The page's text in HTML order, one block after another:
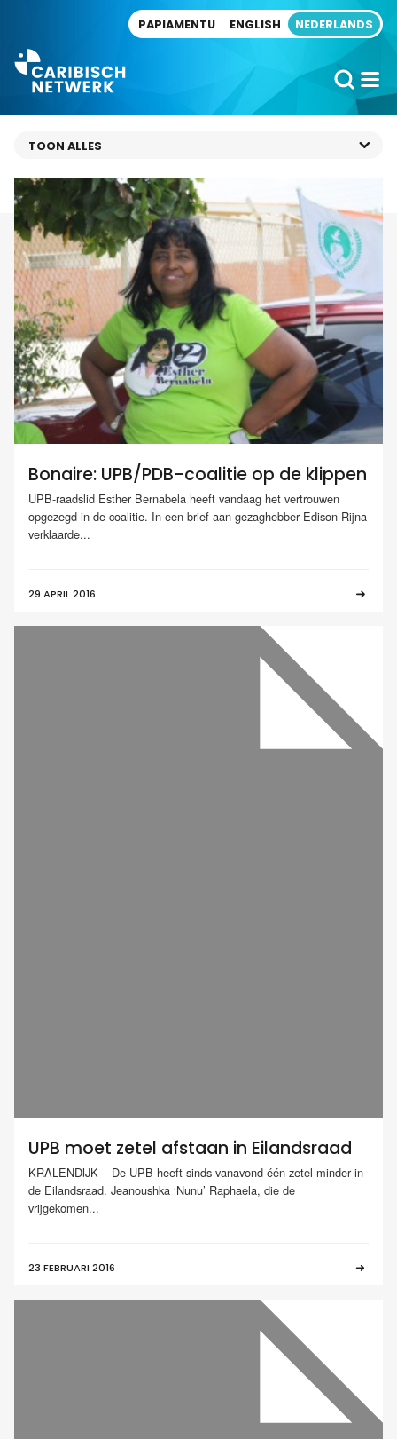
PAPIAMENTU ENGLISH NEDERLANDS
Bonaire: UPB/PDB-coalitie op de klippen
UPB-raadslid Esther Bernabela heeft vandaag het vertrouwen
opgezegd in de coalitie. In een brief aan gezaghebber Edison Rijna
verklaarde...
29 APRIL 2016
UPB moet zetel afstaan in Eilandsraad
KRALENDIJK – De UPB heeft sinds vanavond één zetel minder in
de Eilandsraad. Jeanoushka ‘Nunu’ Raphaela, die de
vrijgekomen...
23 FEBRUARI 2016